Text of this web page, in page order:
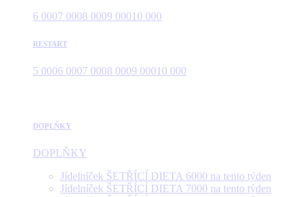
6 0007 0008 0009 00010 000
RESTART
5 0006 0007 0008 0009 00010 000
DOPLŇKY
DOPLŇKY
Jídelníček ŠETŘÍCÍ DIETA 6000 na tento týden
Jídelníček ŠETŘÍCÍ DIETA 7000 na tento týden